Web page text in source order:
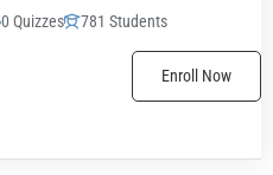
0 Quizzes 781 Students
Enroll Now